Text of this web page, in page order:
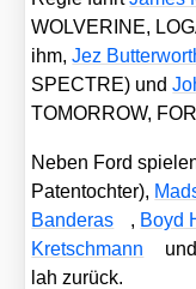
WOLVERINE,
ihm,Jez
SPECTRE) und
TOMORROW,
Neben Ford
Paten­toch­ter),
Ban­de­ras
, Boyd
Kret­sch­mann
lah zurück.